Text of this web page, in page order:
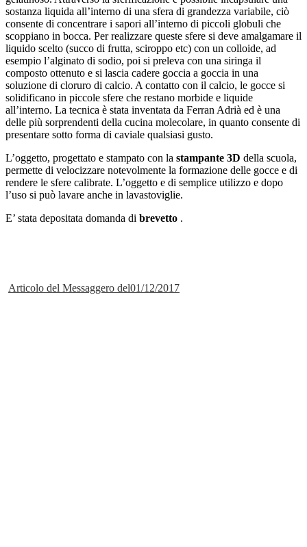
sostanza liquida all’interno di una sfera di grandezza variabile, ciò
consente di concentrare i sapori all’interno di piccoli globuli che
scoppiano in bocca. Per realizzare queste sfere si deve amalgamare il
liquido scelto (succo di frutta, sciroppo etc) con un colloide, ad
esempio l’alginato di sodio, poi si preleva con una siringa il
composto ottenuto e si lascia cadere goccia a goccia in una
soluzione di cloruro di calcio. A contatto con il calcio, le gocce si
solidificano in piccole sfere che restano morbide e liquide
all’interno. La tecnica è stata inventata da Ferran Adrià ed è una
delle più sorprendenti della cucina molecolare, in quanto consente di
presentare sotto forma di caviale qualsiasi gusto.
L’oggetto, progettato e stampato con la stampante 3D della scuola,
permette di velocizzare notevolmente la formazione delle gocce e di
rendere le sfere calibrate. L’oggetto e di semplice utilizzo e dopo
l’uso si può lavare anche in lavastoviglie.
E’ stata depositata domanda di brevetto .
Articolo del Messaggero del01/12/2017